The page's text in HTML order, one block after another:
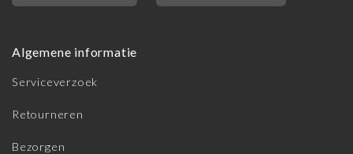
Algemene informatie
Serviceverzoek
Retourneren
Bezorgen